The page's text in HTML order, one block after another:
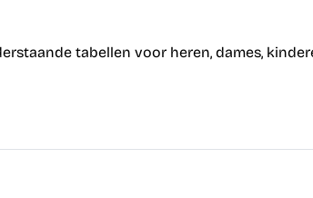
tabellen voor heren, dames,